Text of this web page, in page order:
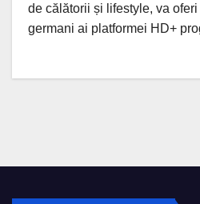
de călătorii și lifestyle, va
germani ai platformei HD+